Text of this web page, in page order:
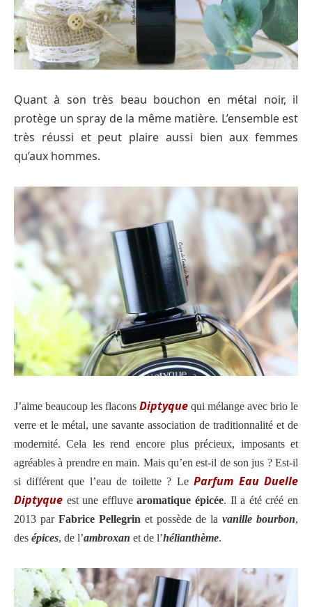
Quant à son très beau bouchon en métal noir, il
protège un spray de la même matière. L’ensemble est
très réussi et peut plaire aussi bien aux femmes
qu’aux hommes.
J’aime beaucoup les flacons Diptyque qui mélange avec brio le
verre et le métal, une savante association de traditionnalité et de
modernité. Cela les rend encore plus précieux, imposants et
agréables à prendre en main. Mais qu’en est-il de son jus ? Est-il
si différent que l’eau de toilette ? Le Parfum Eau Duelle
Diptyque est une effluve aromatique épicée. Il a été créé en
2013 par Fabrice Pellegrin et possède de la vanille bourbon,
des épices, de l’ambroxan et de l’hélianthème.